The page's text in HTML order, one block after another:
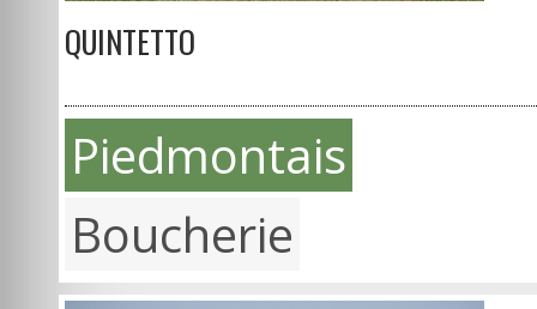
QUINTETTO
Piedmontais
Boucherie